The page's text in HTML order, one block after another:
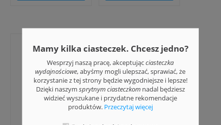
PREZENT PREZENT
Mamy kilka ciasteczek. Chcesz jedno?
Wesprzyj naszą pracę, akceptującciasteczka
wydajnościowe, abyśmy mogli ulepszać, sprawiać, że
korzystanie z tej strony będzie wygodniejsze i lepsze!
Dzięki naszym sprytnym ciasteczkomnadal będziesz
widzieć wyszukane i przydatne rekomendacje
produktów. Przeczytaj więcej